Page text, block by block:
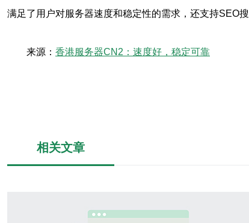
满足了用户对服务器速度和稳定性的需求，还支持SEO
来源： 香港服务器CN2：速度好，稳定可靠
相关文章